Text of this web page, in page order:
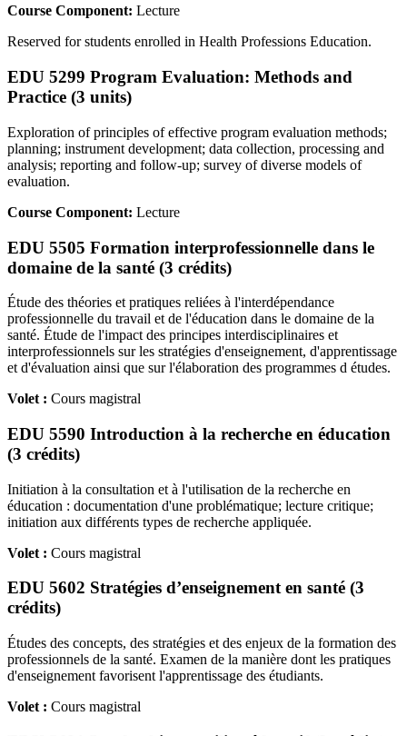
Course Component: Lecture
Reserved for students enrolled in Health Professions Education.
EDU 5299 Program Evaluation: Methods and
Practice (3 units)
Exploration of principles of effective program evaluation methods;
planning; instrument development; data collection, processing and
analysis; reporting and follow-up; survey of diverse models of
evaluation.
Course Component: Lecture
EDU 5505 Formation interprofessionnelle dans le
domaine de la santé (3 crédits)
Étude des théories et pratiques reliées à l'interdépendance
professionnelle du travail et de l'éducation dans le domaine de la
santé. Étude de l'impact des principes interdisciplinaires et
interprofessionnels sur les stratégies d'enseignement, d'apprentissage
et d'évaluation ainsi que sur l'élaboration des programmes d études.
Volet : Cours magistral
EDU 5590 Introduction à la recherche en éducation
(3 crédits)
Initiation à la consultation et à l'utilisation de la recherche en
éducation : documentation d'une problématique; lecture critique;
initiation aux différents types de recherche appliquée.
Volet : Cours magistral
EDU 5602 Stratégies d’enseignement en santé (3
crédits)
Études des concepts, des stratégies et des enjeux de la formation des
professionnels de la santé. Examen de la manière dont les pratiques
d'enseignement favorisent l'apprentissage des étudiants.
Volet : Cours magistral